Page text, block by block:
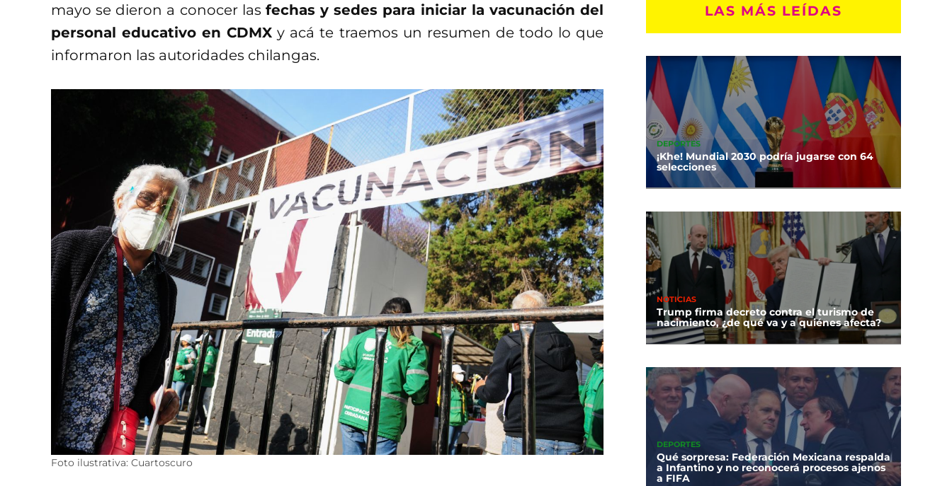
mayo se dieron a conocer las fechas y sedes para iniciar la vacunación del
personal educativo en CDMX y acá te traemos un resumen de todo lo que
informaron las autoridades chilangas.
Foto ilustrativa: Cuartoscuro
LAS MÁS LEÍDAS
DEPORTES
¡Khe! Mundial 2030 podría jugarse con 64
selecciones
NOTICIAS
Trump firma decreto contra el turismo de
nacimiento, ¿de qué va y a quiénes afecta?
DEPORTES
Qué sorpresa: Federación Mexicana respalda
a Infantino y no reconocerá procesos ajenos
a FIFA